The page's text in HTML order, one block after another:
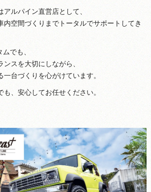
ルパイン直営店として、
内空間づくりまでトータルでサポートしてき
でも、
スを大切にしながら、
台づくりを心がけています。
も、安心してお任せください。